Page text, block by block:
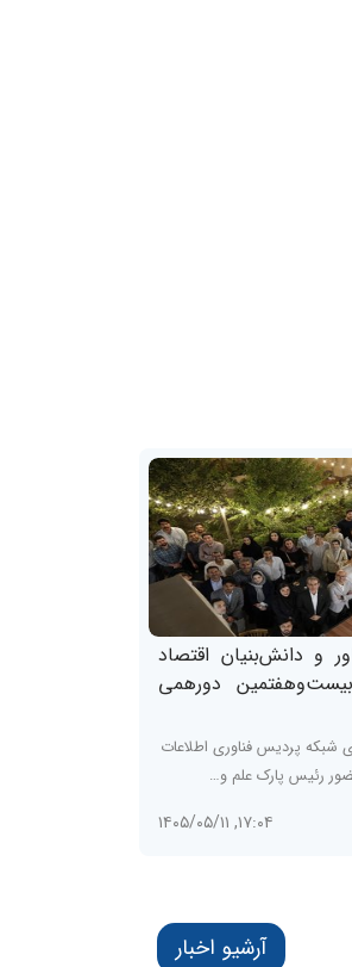
و دانش‌بنیان اقتصاد
دورهمی
پردیس فناوری اطلاعات
۱۷:۰۴, ۱۴۰۵/۰۵/۱۱
آرشیو اخبار